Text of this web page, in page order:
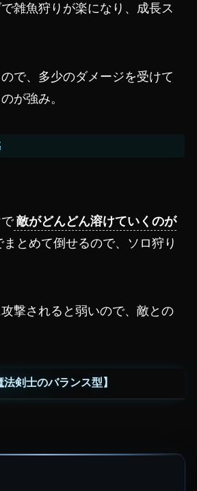
雑魚狩りが楽になり、成長ス
で、多少のダメージを受けて
が強み。
敵がどんどん溶けていくのが
まとめて倒せるので、ソロ狩り
撃されると弱いので、敵との
剣士のバランス型】